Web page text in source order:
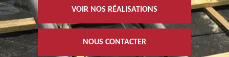
VOIR NOS RÉALISATIONS
NOUS CONTACTER